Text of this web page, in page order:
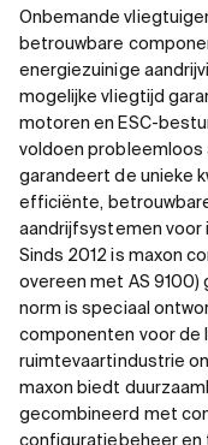
Onbemande
betrouwbare
energiezuinige
mogelijke vliegtijd
motoren en ESC-
voldoen probleemloos
garandeert de unieke
efficiënte,
aandrijfsystemen voor
Sinds 2012 is maxon
overeen met AS
norm is speciaal
componenten voor de
ruimtevaartindustrie
maxon biedt
gecombineerd met
configuratiebeheer en